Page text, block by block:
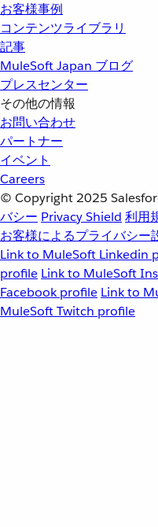
お客様事例
コンテンツライブラリ
記事
MuleSoft Japan ブログ
プレスセンター
その他の情報
お問い合わせ
パートナー
イベント
Careers
© Copyright 2025
バシー Privacy Shield 利用
お客様によるプライバシー
Link to MuleSoft Linkedin
profile Link to MuleSoft
Facebook profile Link to
MuleSoft Twitch profile